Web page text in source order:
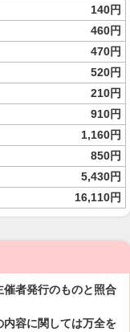
140円
460円
470円
520円
210円
910円
1,160円
850円
5,430円
16,110円
者発行のものと照合
容に関しては万全を